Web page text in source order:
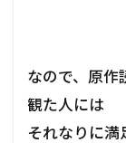
なので、原作
観た人には
それなりに満